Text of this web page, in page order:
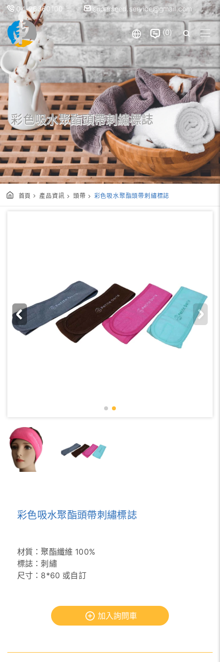
04-26360100 superseed.service@gmail.com
0
彩色吸水聚酯頭帶刺繡標誌
首頁 產品資訊 頭帶 彩色吸水聚酯頭帶刺繡標誌
彩色吸水聚酯頭帶刺繡標誌
材質：聚酯纖維 100%
標誌：刺繡
尺寸：8*60 或自訂
加入詢問車